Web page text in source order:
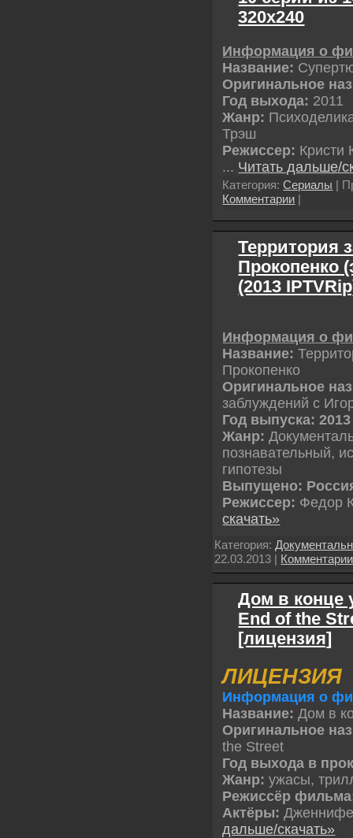
320х240
Информация о
Название:
Оригинальное
Год выхода: 2011
Жанр:
Трэш
Режиссер: Кристи
... Читать дальше/
Категория:Сериалы |
Комментарии |
Территория
Прокопенко
(2013
Информация о
Название:
Прокопенко
Оригинальное
заблуждений с
Год выпуска: 2013
Жанр:
познавательный,
гипотезы
Выпущено:
Режиссер: Федор
скачать»
Категория:
22.03.2013 | Комментарии
Дом в конце
End of the
[лицензия]
ЛИЦЕНЗИЯ
Информация о
Название:Дом в
Оригинальное
the Street
Год выхода в
Жанр:ужасы,
Режиссёр
Актёры:
дальше/скачать»